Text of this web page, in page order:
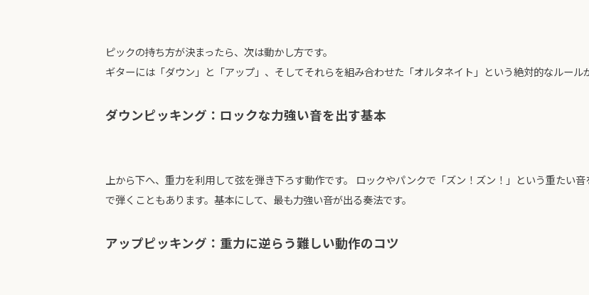
ピックの持ち方が決まったら、次は動かし方です。
ギターには「ダウン」と「アップ」、そしてそれらを組み合わせた「オルタネイト」という絶対的なルール
ダウンピッキング：ロックな力強い音を出す基本
上から下へ、重力を利用して弦を弾き下ろす動作です。 ロックやパンクで「ズン！ズン！」という重たい
で弾くこともあります。基本にして、最も力強い音が出る奏法です。
アップピッキング：重力に逆らう難しい動作のコツ